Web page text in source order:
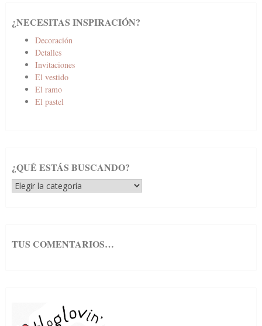
¿NECESITAS INSPIRACIÓN?
Decoración
Detalles
Invitaciones
El vestido
El ramo
El pastel
¿QUÉ ESTÁS BUSCANDO?
¿Qué
TUS COMENTARIOS…